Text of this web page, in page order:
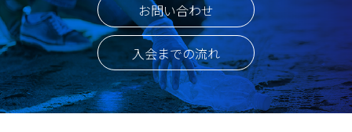
お問い合わせ
入会までの流れ